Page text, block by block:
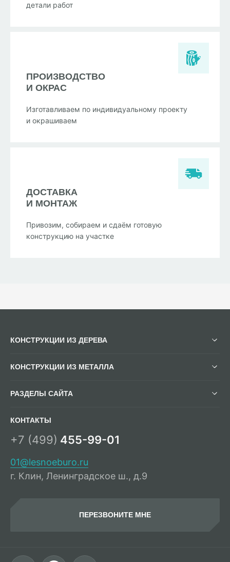
детали работ
ПРОИЗВОДСТВО
И ОКРАС
Изготавливаем по индивидуальному проекту
и окрашиваем
ДОСТАВКА
И МОНТАЖ
Привозим, собираем и сдаём готовую
конструкцию на участке
КОНСТРУКЦИИ ИЗ ДЕРЕВА
КОНСТРУКЦИИ ИЗ МЕТАЛЛА
РАЗДЕЛЫ САЙТА
КОНТАКТЫ
+7 (499) 455-99-01
01@lesnoeburo.ru
г. Клин, Ленинградское ш., д.9
ПЕРЕЗВОНИТЕ МНЕ